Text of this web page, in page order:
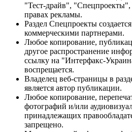
"Тест-драйв",
правах рекламы.
Раздел Спецпроекты
коммерческими партнерами.
Любое копирование,
другое распространение
ссылку на "Интерфакс-
воспрещается.
Владелец веб-страницы в
является автор публикации.
Любое копирование,
фотографий и/или
принадлежащих
запрещено.